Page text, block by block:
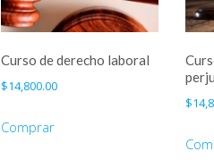
Curso de derecho laboral
$14,800.00
Comprar
$